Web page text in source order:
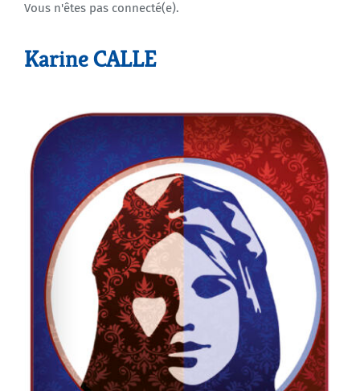
Agenda
Vous n'êtes pas connecté(e).
Karine CALLE